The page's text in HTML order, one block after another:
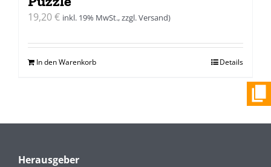
19,20€ inkl. 19% MwSt., zzgl. Versand)
In den Warenkorb Details
Herausgeber